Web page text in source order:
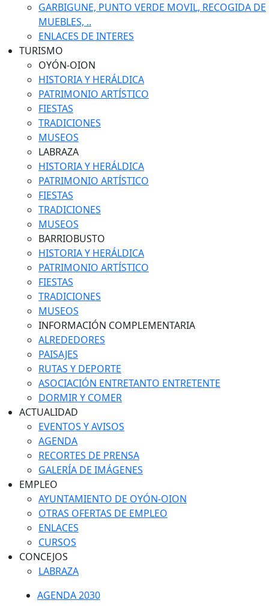
GARBIGUNE, PUNTO VERDE MOVIL, RECOGIDA DE
MUEBLES, ..
ENLACES DE INTERES
TURISMO
OYÓN-OION
HISTORIA Y HERÁLDICA
PATRIMONIO ARTÍSTICO
FIESTAS
TRADICIONES
MUSEOS
LABRAZA
HISTORIA Y HERÁLDICA
PATRIMONIO ARTÍSTICO
FIESTAS
TRADICIONES
MUSEOS
BARRIOBUSTO
HISTORIA Y HERÁLDICA
PATRIMONIO ARTÍSTICO
FIESTAS
TRADICIONES
MUSEOS
INFORMACIÓN COMPLEMENTARIA
ALREDEDORES
PAISAJES
RUTAS Y DEPORTE
ASOCIACIÓN ENTRETANTO ENTRETENTE
DORMIR Y COMER
ACTUALIDAD
EVENTOS Y AVISOS
AGENDA
RECORTES DE PRENSA
GALERÍA DE IMÁGENES
EMPLEO
AYUNTAMIENTO DE OYÓN-OION
OTRAS OFERTAS DE EMPLEO
ENLACES
CURSOS
CONCEJOS
LABRAZA
AGENDA 2030